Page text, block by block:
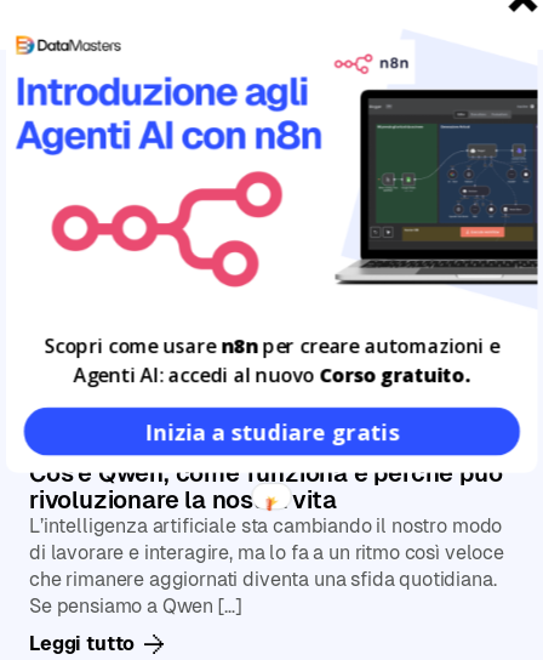
ARTICOLI CORRELATI
12
LUG
Cos'è Qwen, come funziona e perché può
rivoluzionare la nostra vita
L’intelligenza artificiale sta cambiando il nostro modo
di lavorare e interagire, ma lo fa a un ritmo così veloce
che rimanere aggiornati diventa una sfida quotidiana.
Se pensiamo a Qwen […]
Leggi tutto
Leggi tutto
Scopri come usaren8nper creare automazioni e
Agenti AI: accedi al nuovo Corso gratuito.
Inizia a studiare gratis